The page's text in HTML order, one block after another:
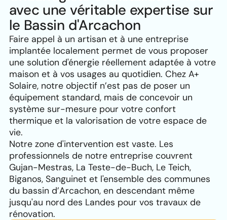
avec une véritable expertise sur
le Bassin d'Arcachon
Faire appel à un artisan et à une entreprise
implantée localement permet de vous proposer
une solution d'énergie réellement adaptée à votre
maison et à vos usages au quotidien. Chez A+
Solaire, notre objectif n’est pas de poser un
équipement standard, mais de concevoir un
système sur-mesure pour votre confort
thermique et la valorisation de votre espace de
vie.
Notre zone d'intervention est vaste. Les
professionnels de notre entreprise couvrent
Gujan-Mestras, La Teste-de-Buch, Le Teich,
Biganos, Sanguinet et l'ensemble des communes
du bassin d’Arcachon, en descendant même
jusqu'au nord des Landes pour vos travaux de
rénovation.